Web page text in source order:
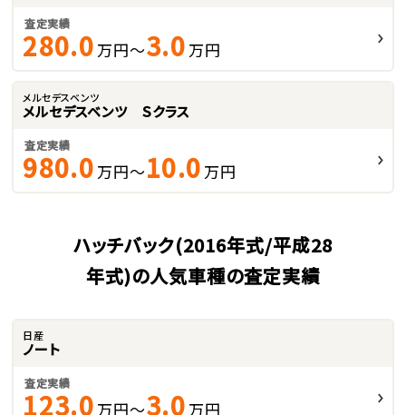
査定実績
280.0 万円～3.0 万円
メルセデスベンツ
メルセデスベンツ Ｓクラス
査定実績
980.0 万円～10.0 万円
ハッチバック(2016年式/平成28
年式)の人気車種の査定実績
日産
ノート
査定実績
123.0 万円～3.0 万円